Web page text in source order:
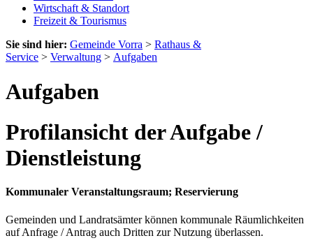
Wirtschaft & Standort
Freizeit & Tourismus
Sie sind hier: Gemeinde Vorra > Rathaus &
Service > Verwaltung > Aufgaben
Aufgaben
Profilansicht der Aufgabe /
Dienstleistung
Kommunaler Veranstaltungsraum; Reservierung
Gemeinden und Landratsämter können kommunale Räumlichkeiten
auf Anfrage / Antrag auch Dritten zur Nutzung überlassen.